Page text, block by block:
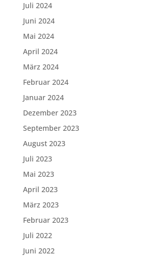
Juli 2024
Juni 2024
Mai 2024
April 2024
März 2024
Februar 2024
Januar 2024
Dezember 2023
September 2023
August 2023
Juli 2023
Mai 2023
April 2023
März 2023
Februar 2023
Juli 2022
Juni 2022